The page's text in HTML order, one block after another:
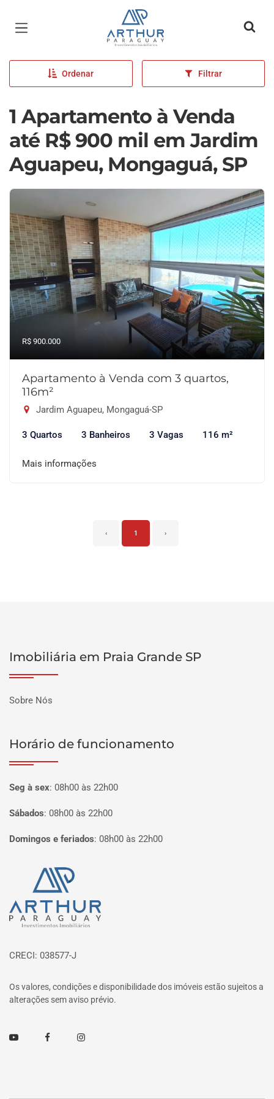
Página inicial
Ordenar Filtrar
1 Apartamento à Venda
até R$ 900 mil em Jardim
Aguapeu, Mongaguá, SP
R$ 900.000
Apartamento à Venda com 3 quartos,
116m²
Jardim Aguapeu, Mongaguá-SP
3 Quartos 3 Banheiros 3 Vagas 116 m²
Mais informações
‹ 1 ›
Imobiliária em Praia Grande SP
Sobre Nós
Horário de funcionamento
Seg à sex: 08h00 às 22h00
Sábados: 08h00 às 22h00
Domingos e feriados: 08h00 às 22h00
Página inicial
CRECI: 038577-J
Os valores, condições e disponibilidade dos imóveis estão sujeitos a
alterações sem aviso prévio.
Youtube FacebookInstagram